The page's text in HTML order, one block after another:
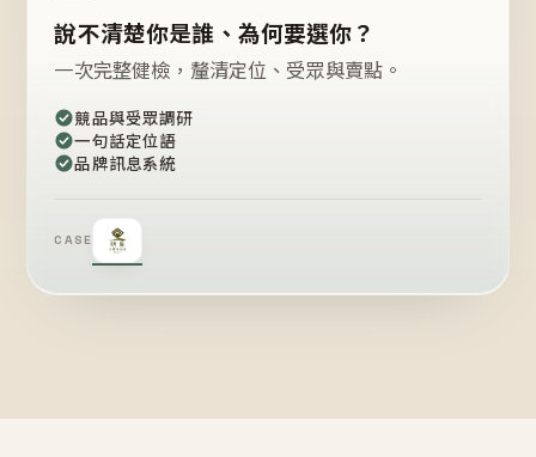
說不清楚你是誰、為何要選你？
一次完整健檢，釐清定位、受眾與賣點。
競品與受眾調研
一句話定位語
品牌訊息系統
CASE